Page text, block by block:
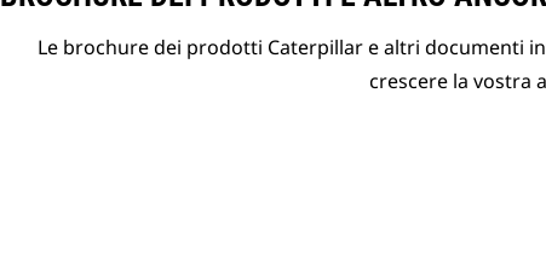
Le brochure dei prodotti Caterpillar e altri documenti
crescere la vostra